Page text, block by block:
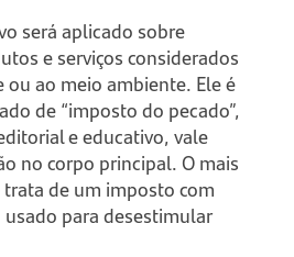
será aplicado sobre
e serviços considerados
ou ao meio ambiente. Ele é
de “imposto do pecado”,
e educativo, vale
no corpo principal. O mais
de um imposto com
para desestimular